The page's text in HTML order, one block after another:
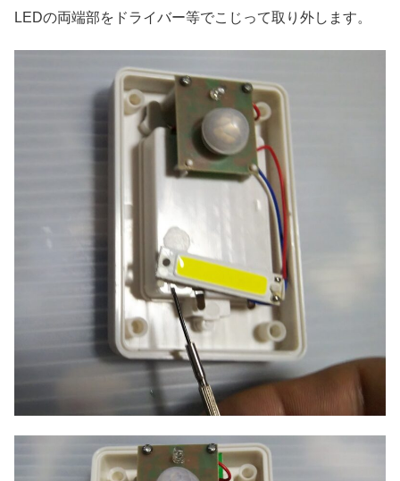
LEDの両端部をドライバー等でこじって取り外します。